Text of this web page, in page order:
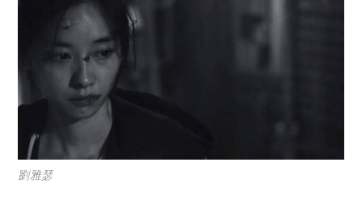
劉雅瑟